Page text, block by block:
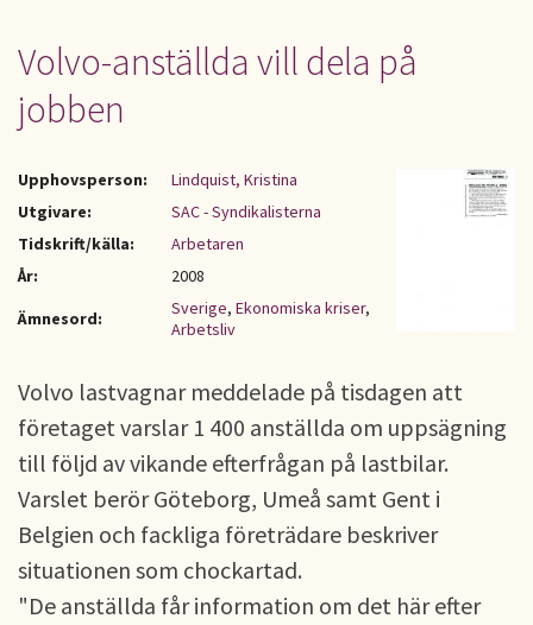
Volvo-anställda vill dela på
jobben
Upphovsperson:
Lindquist, Kristina
Utgivare:
SAC - Syndikalisterna
Tidskrift/källa:
Arbetaren
År:
2008
Ämnesord:
Sverige, Ekonomiska kriser,
Arbetsliv
Volvo lastvagnar meddelade på tisdagen att
företaget varslar 1 400 anställda om uppsägning
till följd av vikande efterfrågan på lastbilar.
Varslet berör Göteborg, Umeå samt Gent i
Belgien och fackliga företrädare beskriver
situationen som chockartad.
"De anställda får information om det här efter